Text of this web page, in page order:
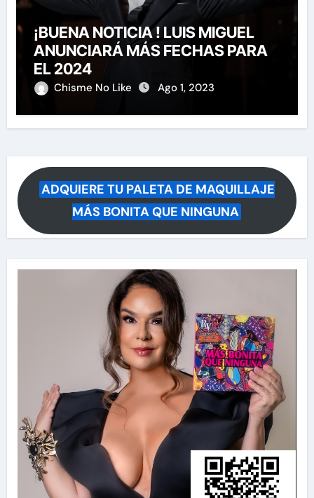
¡BUENA NOTICIA ! LUIS MIGUEL
ANUNCIARÁ MÁS FECHAS PARA
EL 2024
Chisme No Like Ago 1, 2023
ADQUIERE TU PALETA DE MAQUILLAJE
MÁS BONITA QUE NINGUNA